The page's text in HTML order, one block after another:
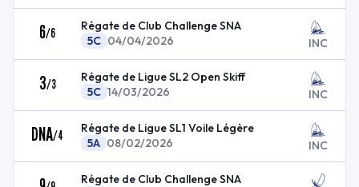
6/6
Régate de Club Challenge SNA
5C 04/04/2026 INC
3/3
Régate de Ligue SL2 Open Skiff
5C 14/03/2026 INC
DNA/4
Régate de Ligue SL1 Voile Légère
5A 08/02/2026 INC
Régate de Club Challenge SNA